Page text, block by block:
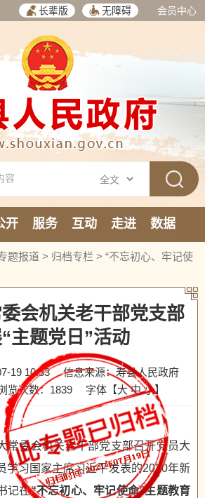
长辈版 无障碍 会员中心
开 服务 互动 走进
数据
题报道 > 归档专栏 > “不忘初心、牢记使
会机关老干部党支部
主题党日”活动
19 10:33
信息来源：寿县人民政府
览次数： 1839 字体【大 中 小】
委会机关老干部党支部召开党员大
学习国家主席习近平发表的2020年新
记在“不忘初心、牢记使命”主题教育